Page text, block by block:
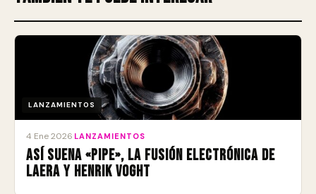
LANZAMIENTOS
4 Ene 2026 LANZAMIENTOS
Así suena «Pipe», la fusión electrónica de
Laera y Henrik Voght